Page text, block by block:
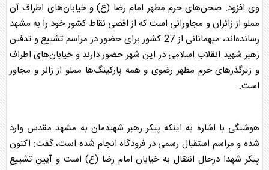
وی افزود: صحن‌های حرم مطهر امام رضا (ع) و خیابان‌های اطراف آن
مملو از زائران و مجاورانی است که از اقصی نقاط کشور خود را به مشهد
رسانده‌اند، میهمانانی از 27 کشور برای حضور در مراسم تشییع و تدفین
رهبر شهید انقلاب اسلامی در این شهر حضور دارند و خیابان‌های اطراف
و زیرگذرهای حرم مطهر رضوی و همه پارکینگ‌ها مملو از زائر و مجاور
است.
هوشنگی با اشاره به اینکه پیکر رهبر شهیدمان به مشهد مقدس وارد
شده و مراسم استقبال رسمی در فرودگاه انجام شده است، گفت: اکنون
پیکر شهدا درحال انتقال به خیابان امام رضا (ع) است و آیین تشییع